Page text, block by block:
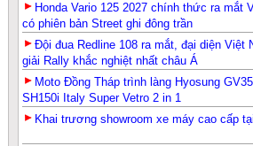
Honda Vario 125 2027 chính thức ra mắt
có phiên bản Street ghi đông trần
Đội đua Redline 108 ra mắt, đại diện Việt
giải Rally khắc nghiệt nhất châu Á
Moto Đồng Tháp trình làng Hyosung
SH150i Italy Super Vetro 2 in 1
Khai trương showroom xe máy cao cấp